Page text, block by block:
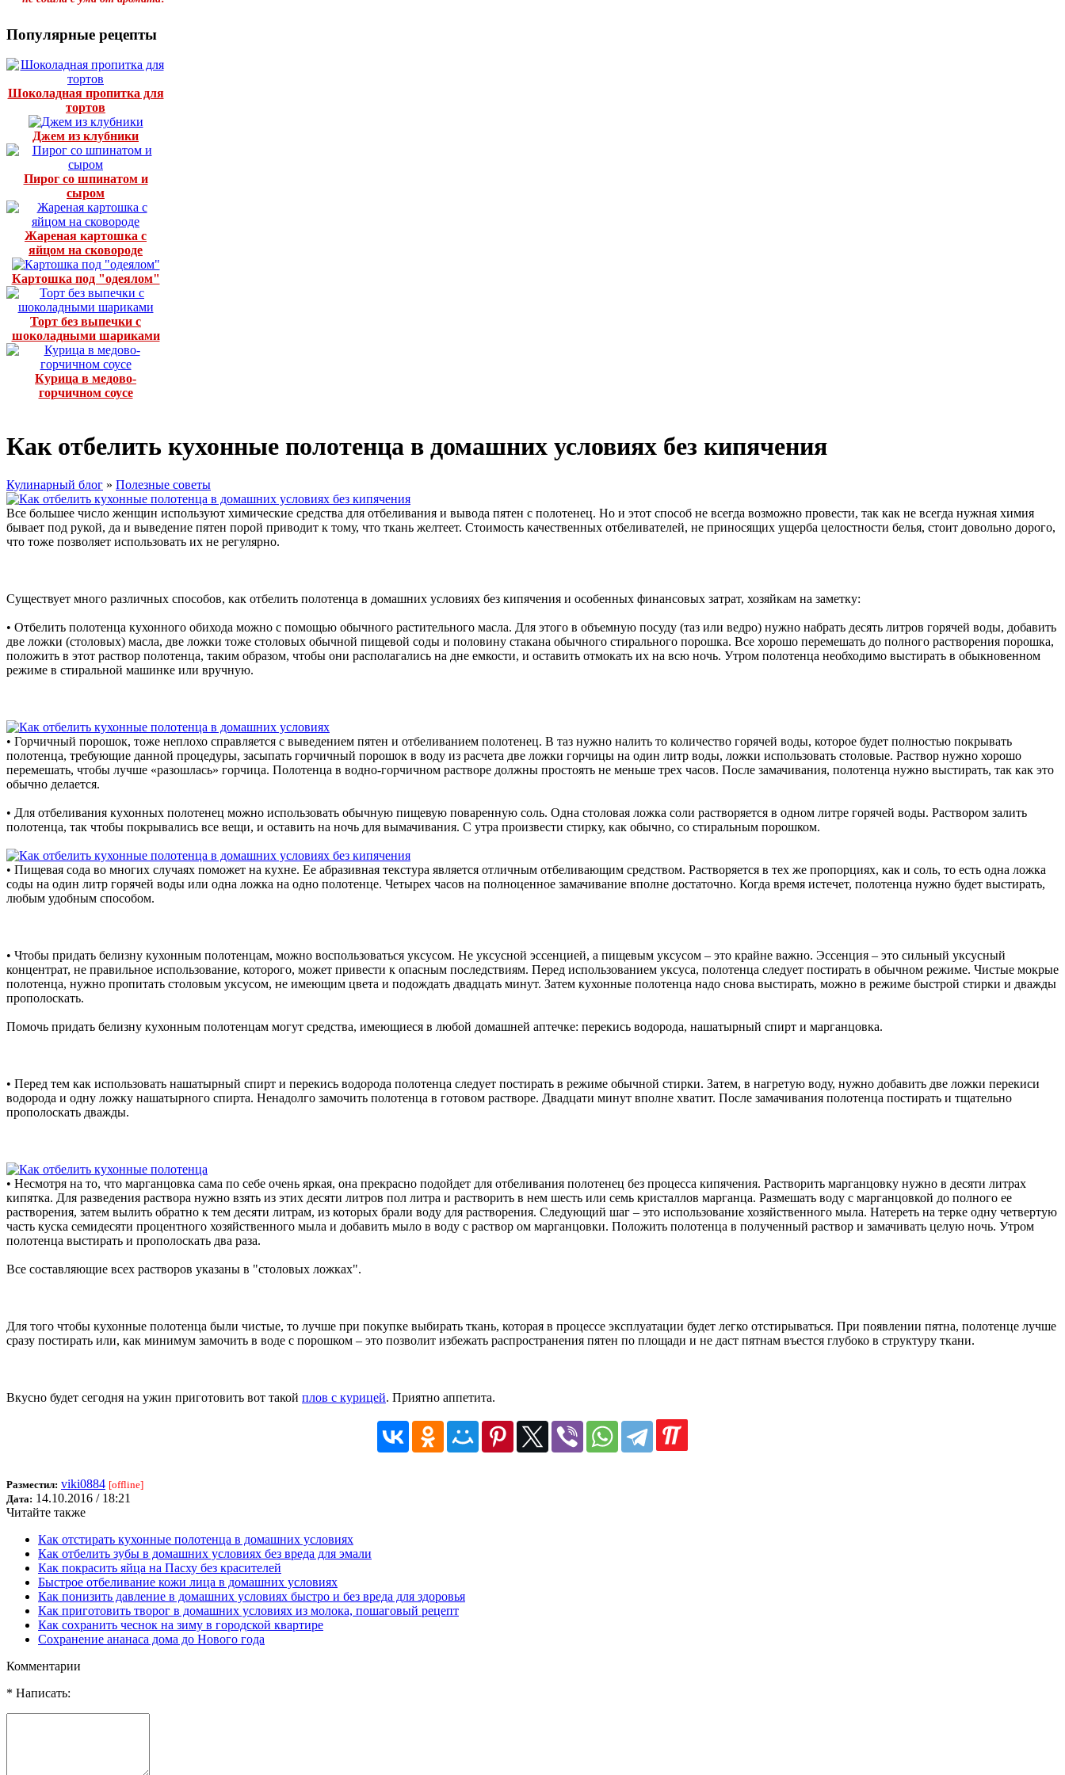
Популярные рецепты
Шоколадная пропитка для
тортов
Джем из клубники
Пирог со шпинатом и
сыром
Жареная картошка с
яйцом на сковороде
Картошка под "одеялом"
Торт без выпечки с
шоколадными шариками
Курица в медово-
горчичном соусе
Как отбелить кухонные полотенца в домашних условиях без кипячения
Кулинарный блог » Полезные советы
Все большее число женщин используют химические средства для отбеливания и вывода пятен с полотенец. Но и этот способ не всегда возможно провести, так как не всегда нужная химия
бывает под рукой, да и выведение пятен порой приводит к тому, что ткань желтеет. Стоимость качественных отбеливателей, не приносящих ущерба целостности белья, стоит довольно дорого,
что тоже позволяет использовать их не регулярно.
Существует много различных способов, как отбелить полотенца в домашних условиях без кипячения и особенных финансовых затрат, хозяйкам на заметку:
• Отбелить полотенца кухонного обихода можно с помощью обычного растительного масла. Для этого в объемную посуду (таз или ведро) нужно набрать десять литров горячей воды, добавить
две ложки (столовых) масла, две ложки тоже столовых обычной пищевой соды и половину стакана обычного стирального порошка. Все хорошо перемешать до полного растворения порошка,
положить в этот раствор полотенца, таким образом, чтобы они располагались на дне емкости, и оставить отмокать их на всю ночь. Утром полотенца необходимо выстирать в обыкновенном
режиме в стиральной машинке или вручную.
• Горчичный порошок, тоже неплохо справляется с выведением пятен и отбеливанием полотенец. В таз нужно налить то количество горячей воды, которое будет полностью покрывать
полотенца, требующие данной процедуры, засыпать горчичный порошок в воду из расчета две ложки горчицы на один литр воды, ложки использовать столовые. Раствор нужно хорошо
перемешать, чтобы лучше «разошлась» горчица. Полотенца в водно-горчичном растворе должны простоять не меньше трех часов. После замачивания, полотенца нужно выстирать, так как это
обычно делается.
• Для отбеливания кухонных полотенец можно использовать обычную пищевую поваренную соль. Одна столовая ложка соли растворяется в одном литре горячей воды. Раствором залить
полотенца, так чтобы покрывались все вещи, и оставить на ночь для вымачивания. С утра произвести стирку, как обычно, со стиральным порошком.
• Пищевая сода во многих случаях поможет на кухне. Ее абразивная текстура является отличным отбеливающим средством. Растворяется в тех же пропорциях, как и соль, то есть одна ложка
соды на один литр горячей воды или одна ложка на одно полотенце. Четырех часов на полноценное замачивание вполне достаточно. Когда время истечет, полотенца нужно будет выстирать,
любым удобным способом.
• Чтобы придать белизну кухонным полотенцам, можно воспользоваться уксусом. Не уксусной эссенцией, а пищевым уксусом – это крайне важно. Эссенция – это сильный уксусный
концентрат, не правильное использование, которого, может привести к опасным последствиям. Перед использованием уксуса, полотенца следует постирать в обычном режиме. Чистые мокрые
полотенца, нужно пропитать столовым уксусом, не имеющим цвета и подождать двадцать минут. Затем кухонные полотенца надо снова выстирать, можно в режиме быстрой стирки и дважды
прополоскать.
Помочь придать белизну кухонным полотенцам могут средства, имеющиеся в любой домашней аптечке: перекись водорода, нашатырный спирт и марганцовка.
• Перед тем как использовать нашатырный спирт и перекись водорода полотенца следует постирать в режиме обычной стирки. Затем, в нагретую воду, нужно добавить две ложки перекиси
водорода и одну ложку нашатырного спирта. Ненадолго замочить полотенца в готовом растворе. Двадцати минут вполне хватит. После замачивания полотенца постирать и тщательно
прополоскать дважды.
• Несмотря на то, что марганцовка сама по себе очень яркая, она прекрасно подойдет для отбеливания полотенец без процесса кипячения. Растворить марганцовку нужно в десяти литрах
кипятка. Для разведения раствора нужно взять из этих десяти литров пол литра и растворить в нем шесть или семь кристаллов марганца. Размешать воду с марганцовкой до полного ее
растворения, затем вылить обратно к тем десяти литрам, из которых брали воду для растворения. Следующий шаг – это использование хозяйственного мыла. Натереть на терке одну четвертую
часть куска семидесяти процентного хозяйственного мыла и добавить мыло в воду с раствор ом марганцовки. Положить полотенца в полученный раствор и замачивать целую ночь. Утром
полотенца выстирать и прополоскать два раза.
Все составляющие всех растворов указаны в "столовых ложках".
Для того чтобы кухонные полотенца были чистые, то лучше при покупке выбирать ткань, которая в процессе эксплуатации будет легко отстирываться. При появлении пятна, полотенце лучше
сразу постирать или, как минимум замочить в воде с порошком – это позволит избежать распространения пятен по площади и не даст пятнам въестся глубоко в структуру ткани.
Вкусно будет сегодня на ужин приготовить вот такой плов с курицей. Приятно аппетита.
Разместил: viki0884 [offline]
Дата: 14.10.2016 / 18:21
Читайте также
Как отстирать кухонные полотенца в домашних условиях
Как отбелить зубы в домашних условиях без вреда для эмали
Как покрасить яйца на Пасху без красителей
Быстрое отбеливание кожи лица в домашних условиях
Как понизить давление в домашних условиях быстро и без вреда для здоровья
Как приготовить творог в домашних условиях из молока, пошаговый рецепт
Как сохранить чеснок на зиму в городской квартире
Сохранение ананаса дома до Нового года
Комментарии
* Написать: